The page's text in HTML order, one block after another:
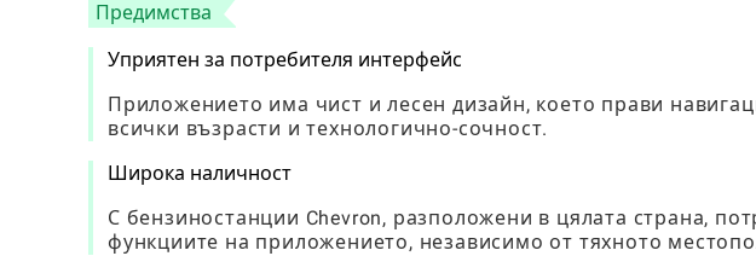
Предимства
Уприятен за потребителя интерфейс
Приложението има чист и лесен дизайн, което прави
всички възрасти и технологично-сочност.
Широка наличност
С бензиностанции Chevron, разположени в цялата страна,
функциите на приложението, независимо от тяхното